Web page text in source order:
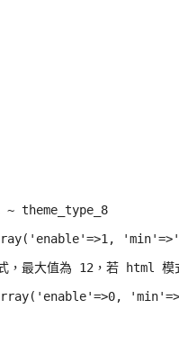
~ theme_type_8
最大值為 12，若 html 模